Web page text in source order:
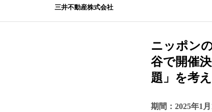
三井不動産株式会社
ニッポン
谷で開催
題」を考
期間：2025年1